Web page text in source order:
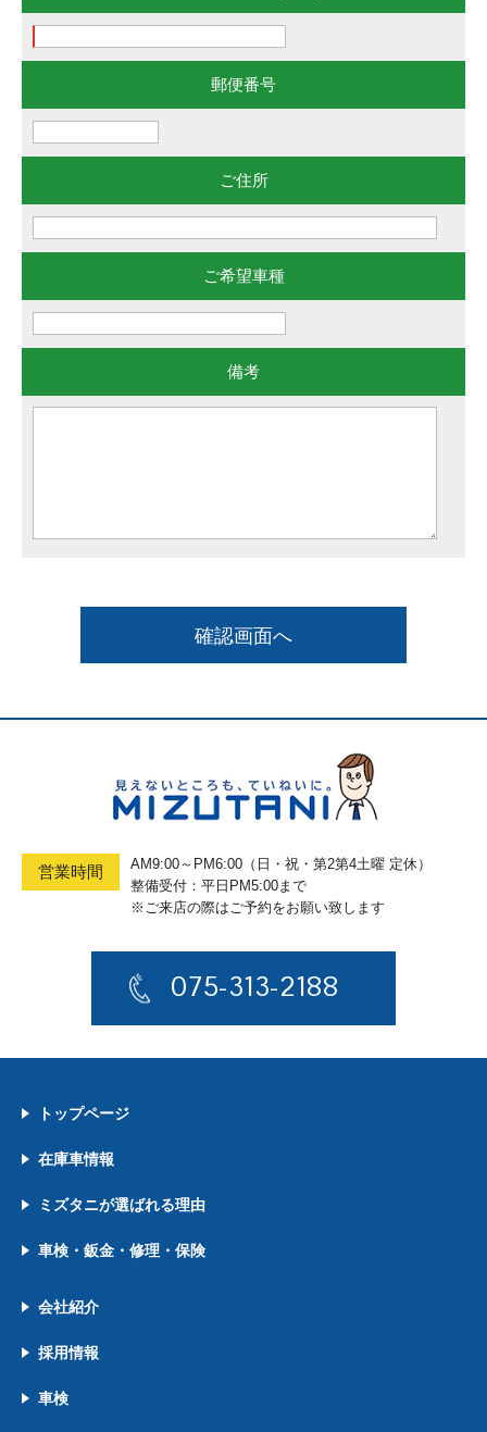
郵便番号
ご住所
ご希望車種
備考
営業時間
AM9:00～PM6:00（日・祝・第2第4土曜 定休）
整備受付：平日PM5:00まで
※ご来店の際はご予約をお願い致します
075-313-2188
トップページ
在庫車情報
ミズタニが選ばれる理由
車検・鈑金・修理・保険
会社紹介
採用情報
車検